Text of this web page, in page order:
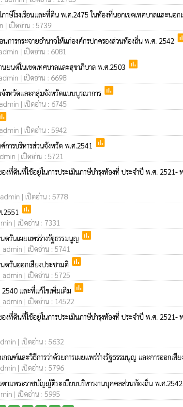
ษีโรงเรือนและที่ดิน พ.ศ.2475 ในท้องที่นอกเขตเทศบาลและนอ
| เปิดอ่าน : 5739
ารกระจายอำนาจให้แก่องค์กรปกครองส่วนท้องถิ่น พ.ศ. 2542
| เปิดอ่าน : 6081
ยนต์ในเขตเทศบาลและสุขาภิบาล พ.ศ.2503 poll
| เปิดอ่าน : 6698
จังหวัดและกลุ่มจังหวัดแบบบูรณาการ poll
| เปิดอ่าน : 6745
| เปิดอ่าน : 5942
การบริหารส่วนจังหวัด พ.ศ.2541 poll
| เปิดอ่าน : 5721
องที่ดินที่ใช้อยู่ในการประเมินภาษีบำรุงท้องที่ ประจำปี พ.ศ.
| เปิดอ่าน : 5778
poll
| เปิดอ่าน : 7331
ดวันเผยแพร่ร่างรัฐธรรมนูญ poll
| เปิดอ่าน : 5741
ดวันออกเสียงประชามติ poll
| เปิดอ่าน : 5725
และที่แก้ไขเพิ่มเติม poll
| เปิดอ่าน : 14522
องที่ดินที่ใช้อยู่ในการประเมินภาษีบำรุงท้องที่ ประจำปี พ.ศ.
| เปิดอ่าน : 5632
กณฑ์และวิธีการว่าด้วยการเผยแพร่ร่างรัฐธรรมนูญ และการออกเ
| เปิดอ่าน : 5796
ตามพระราชบัญญัติระเบียบบริหารงานบุคคลส่วนท้องถิ่น พ.ศ
| เปิดอ่าน : 5995